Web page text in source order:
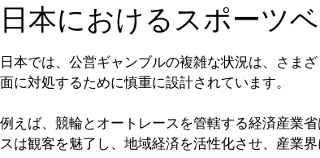
日本におけるスポーツ
日本では、公営ギャンブルの複雑な状況は、さま
面に対処するために慎重に設計されています。
例えば、競輪とオートレースを管轄する経済産業
スは観客を魅了し、地域経済を活性化させ、産業界